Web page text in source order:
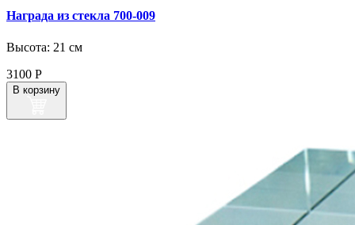
Награда из стекла 700‑009
Высота: 21 см
3100 Р
В корзину